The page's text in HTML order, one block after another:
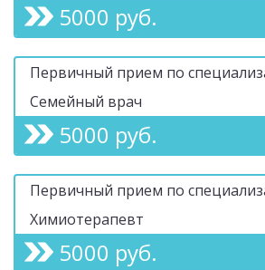
5000 руб.
Первичный прием по
Семейный врач
5000 руб.
Первичный прием по
Химиотерапевт
5000 руб.